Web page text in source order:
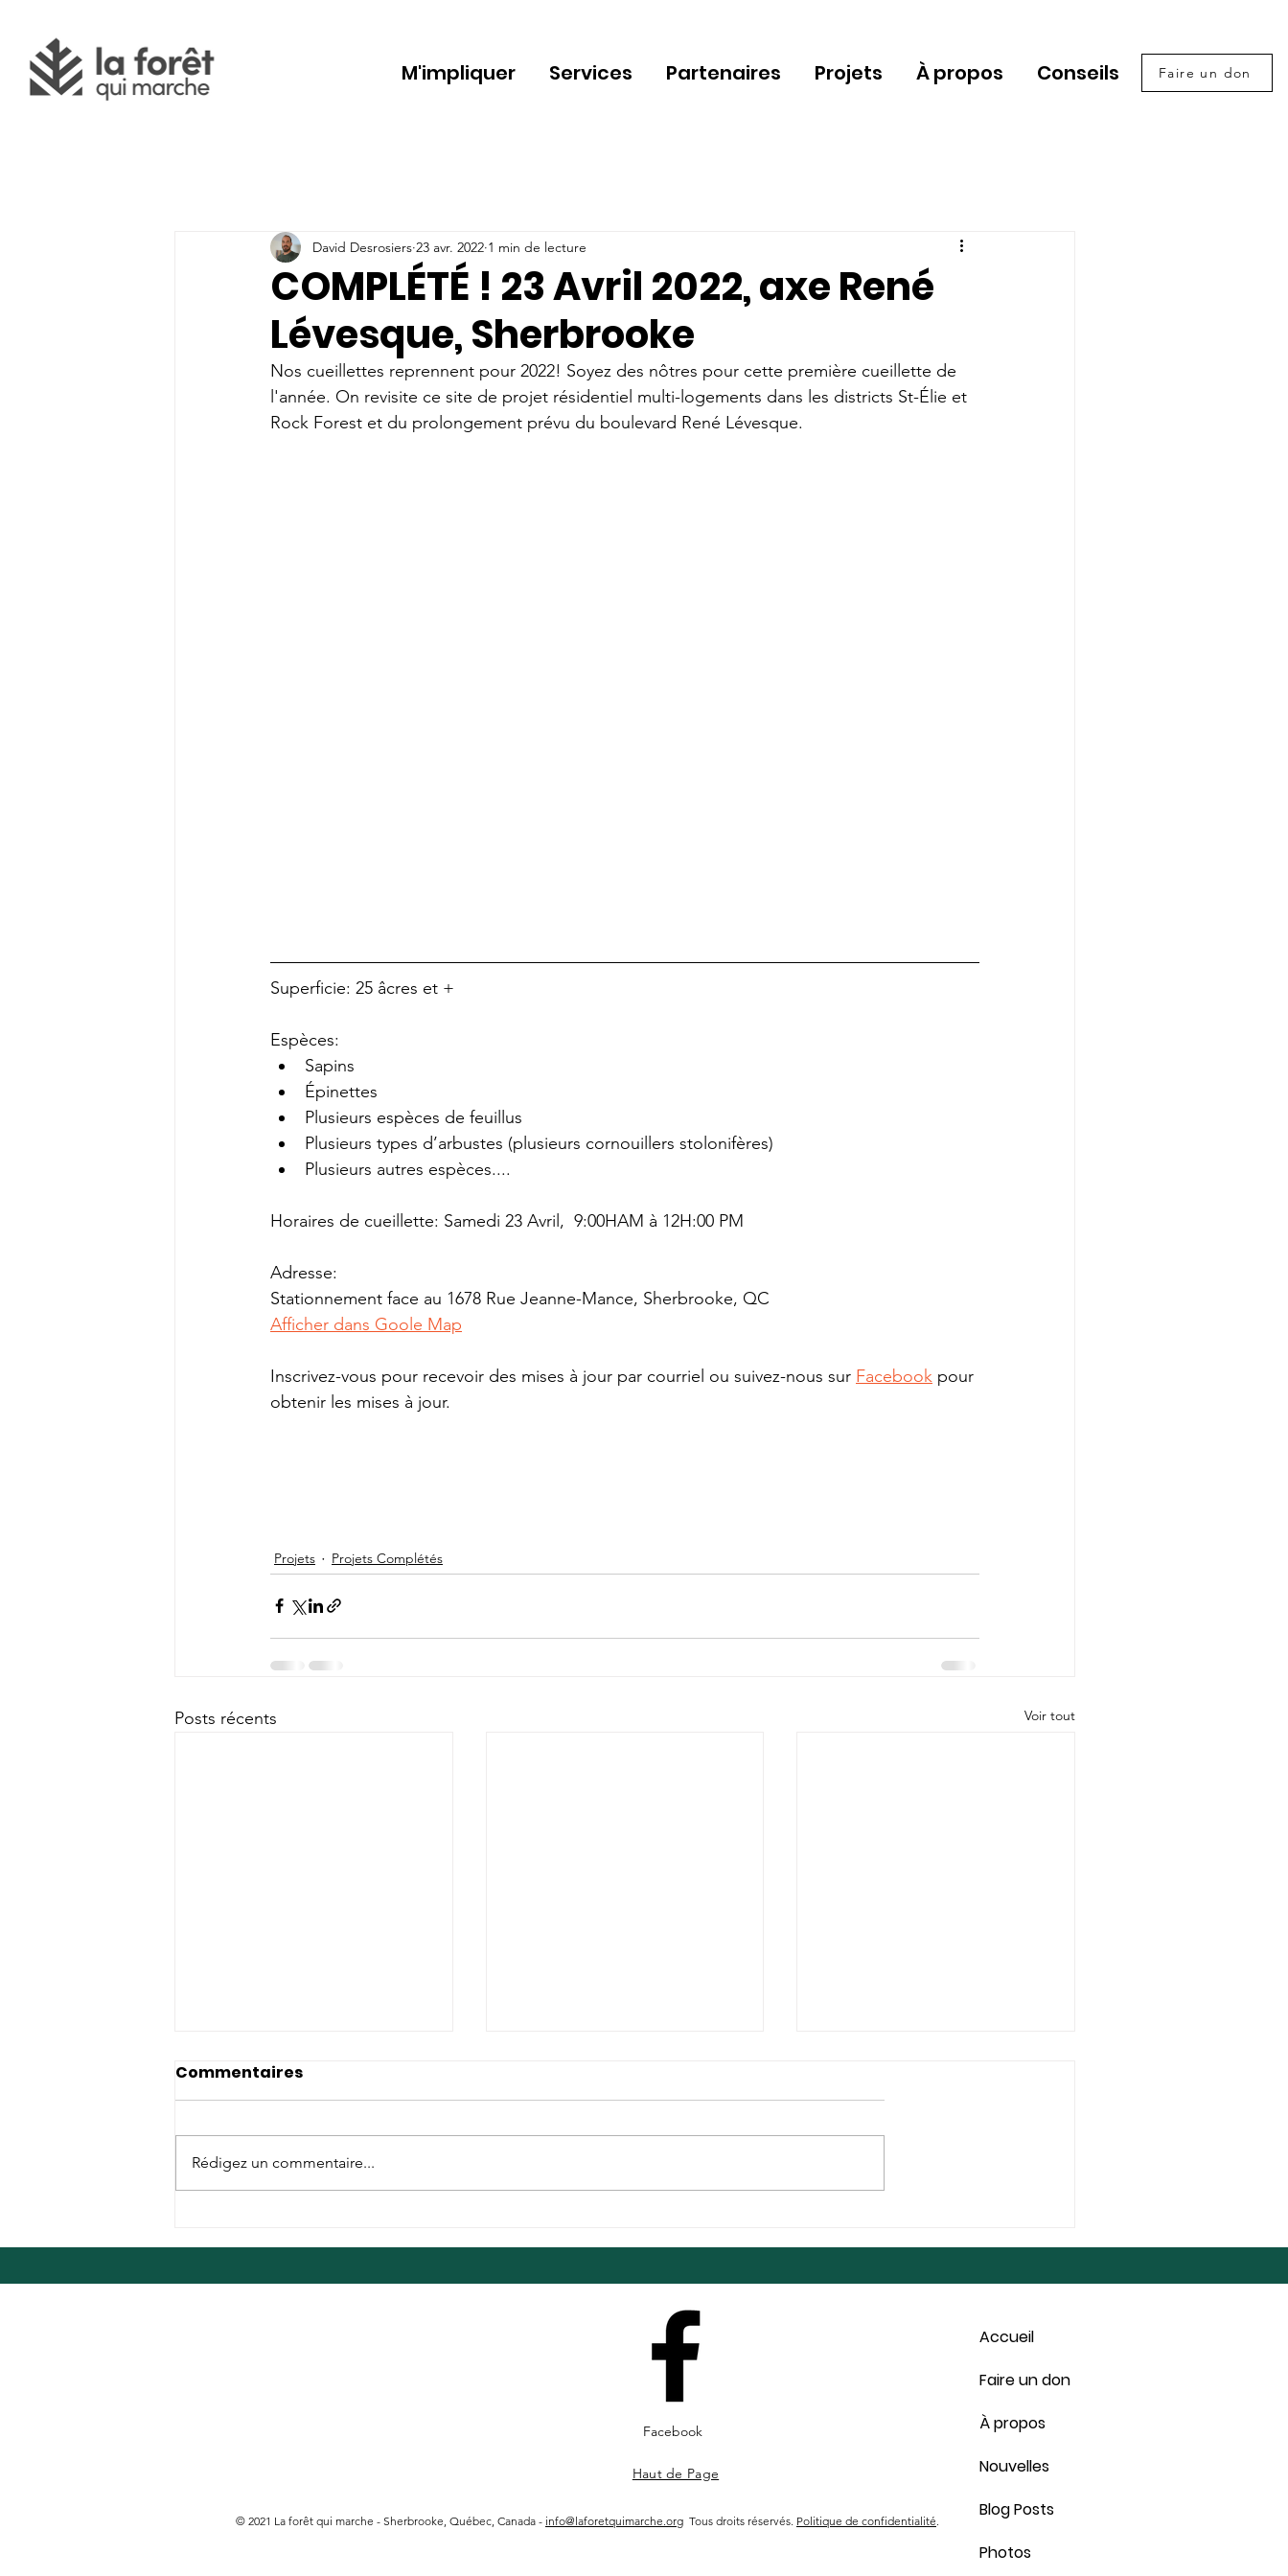
M'impliquer Services Partenaires Projets À propos Conseils Faire un don
COMPLÉTÉ ! 23 Avril 2022, axe René
Lévesque, Sherbrooke
David Desrosiers 23 avr. 2022 1 min de lecture
Nos cueillettes reprennent pour 2022! Soyez des nôtres pour cette première cueillette de
l'année. On revisite ce site de projet résidentiel multi-logements dans les districts St-Élie et
Rock Forest et du prolongement prévu du boulevard René Lévesque.
Superficie: 25 âcres et +
Espèces:
Sapins
Épinettes
Plusieurs espèces de feuillus
Plusieurs types d’arbustes (plusieurs cornouillers stolonifères)
Plusieurs autres espèces....
Horaires de cueillette: Samedi 23 Avril,  9:00HAM à 12H:00 PM
Adresse:
Stationnement face au 1678 Rue Jeanne-Mance, Sherbrooke, QC
Afficher dans Goole Map
Inscrivez-vous pour recevoir des mises à jour par courriel ou suivez-nous sur Facebook pour
obtenir les mises à jour.
Projets Projets Complétés
Posts récents Voir tout
à déterminer
déterminer
5983 Chemin St-Élie,
Commentaires
Rédigez un commentaire...
Facebook
Haut de Page
Accueil
Faire un don
À propos
Nouvelles
Blog Posts
Photos
© 2021 La forêt qui marche - Sherbrooke, Québec, Canada - info@laforetquimarche.org Tous droits réservés. Politique de confidentialité.